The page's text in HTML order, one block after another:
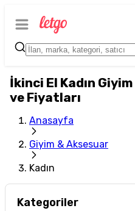
İkinci El Kadın
ve Fiyatları
Anasayfa
Giyim & Aksesuar
Kadın
Kategoriler